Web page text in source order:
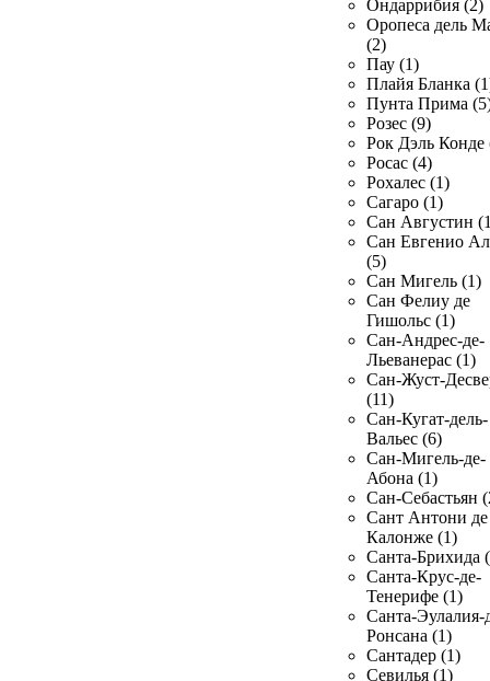
Ондаррибия (2)
Оропеса дель
(2)
Пау (1)
Плайя Бланка
Пунта Прима
Розес (9)
Рок Дэль Конде
Росас (4)
Рохалес (1)
Сагаро (1)
Сан Августин
Сан Евгенио
(5)
Сан Мигель (1)
Сан Фелиу де
Гишольс (1)
Сан-Андрес-де-
Льеванерас (1)
Сан-Жуст-
(11)
Сан-Кугат-дель-
Вальес (6)
Сан-Мигель-де-
Абона (1)
Сан-Себастьян
Сант Антони де
Калонже (1)
Санта-Брихида
Санта-Крус-де-
Тенерифе (1)
Санта-Эулалия-
Ронсана (1)
Сантадер (1)
Севилья (1)